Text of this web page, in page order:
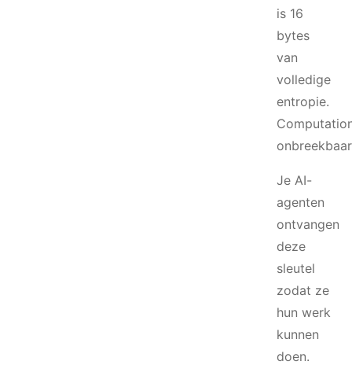
is 16
bytes
van
volledige
entropie.
Je AI-
agenten
ontvangen
deze
sleutel
zodat ze
hun werk
kunnen
doen.